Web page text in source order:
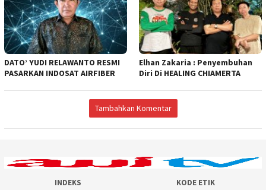
DATO’ YUDI RELAWANTO RESMI
PASARKAN INDOSAT AIRFIBER
Elhan Zakaria : Penyembuhan
Diri Di HEALING CHIAMERTA
Tambahkan Komentar
INDEKS KODE ETIK